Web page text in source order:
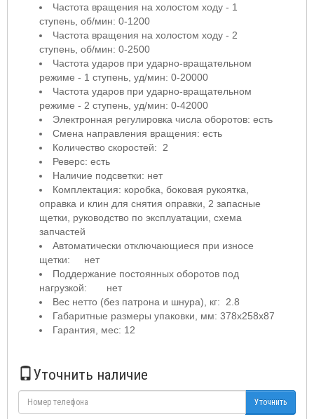
Частота вращения на холостом ходу - 1
ступень, об/мин: 0-1200
Частота вращения на холостом ходу - 2
ступень, об/мин: 0-2500
Частота ударов при ударно-вращательном
режиме - 1 ступень, уд/мин: 0-20000
Частота ударов при ударно-вращательном
режиме - 2 ступень, уд/мин: 0-42000
Электронная регулировка числа оборотов: есть
Смена направления вращения: есть
Количество скоростей: 2
Реверс: есть
Наличие подсветки: нет
Комплектация: коробка, боковая рукоятка,
оправка и клин для снятия оправки, 2 запасные
щетки, руководство по эксплуатации, схема
запчастей
Автоматически отключающиеся при износе
щетки:
нет
Поддержание постоянных оборотов под
нагрузкой:
нет
Вес нетто (без патрона и шнура), кг: 2.8
Габаритные размеры упаковки, мм: 378x258x87
Гарантия, мес: 12
Уточнить наличие
Уточнить